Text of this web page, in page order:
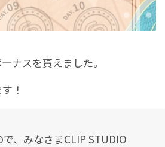
ナスを貰えました。
！
、みなさまCLIP STUDIO